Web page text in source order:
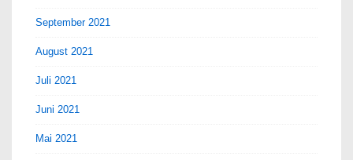
September 2021
August 2021
Juli 2021
Juni 2021
Mai 2021